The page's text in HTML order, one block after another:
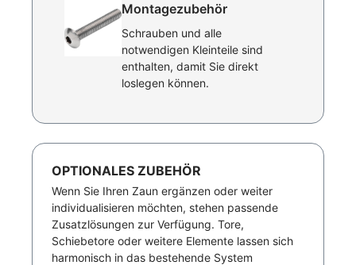
Montagezubehör
Schrauben und alle
notwendigen Kleinteile sind
enthalten, damit Sie direkt
loslegen können.
OPTIONALES ZUBEHÖR
Wenn Sie Ihren Zaun ergänzen oder weiter
individualisieren möchten, stehen passende
Zusatzlösungen zur Verfügung. Tore,
Schiebetore oder weitere Elemente lassen sich
harmonisch in das bestehende System